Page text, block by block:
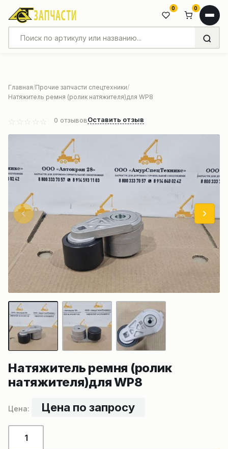
0 0
Главная Прочие запчасти спецтехники
Натяжитель ремня (ролик натяжителя)для WP8
0 отзывовОставить отзыв
Натяжитель ремня (ролик
натяжителя)для WP8
Цена по запросу
товара